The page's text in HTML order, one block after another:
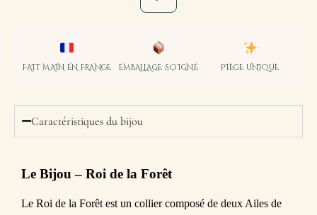
FAIT MAIN EN FRANCE EMBALLAGE SOIGNÉ PIÈCE UNIQUE
Caractéristiques du bijou
Le Bijou – Roi de la Forêt
Le Roi de la Forêt est un collier composé de deux Ailes de